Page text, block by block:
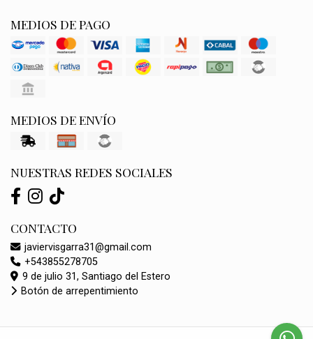
MEDIOS DE PAGO
MEDIOS DE ENVÍO
NUESTRAS REDES SOCIALES
CONTACTO
javiervisgarra31@gmail.com
+543855278705
9 de julio 31, Santiago del Estero
Botón de arrepentimiento